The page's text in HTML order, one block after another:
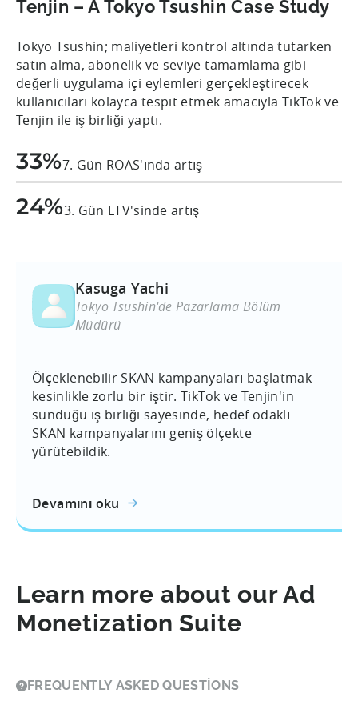
Tenjin – A Tokyo Tsushin Case Study
Tokyo Tsushin; maliyetleri kontrol altında tutarken
satın alma, abonelik ve seviye tamamlama gibi
değerli uygulama içi eylemleri gerçekleştirecek
kullanıcıları kolayca tespit etmek amacıyla TikTok ve
Tenjin ile iş birliği yaptı.
33%7. Gün ROAS'ında artış
24%3. Gün LTV'sinde artış
Kasuga Yachi
Tokyo Tsushin'de Pazarlama Bölüm
Müdürü
Ölçeklenebilir SKAN kampanyaları başlatmak
kesinlikle zorlu bir iştir. TikTok ve Tenjin'in
sunduğu iş birliği sayesinde, hedef odaklı
SKAN kampanyalarını geniş ölçekte
yürütebildik.
Devamını oku
Learn more about our Ad
Monetization Suite
FREQUENTLY ASKED QUESTIONS